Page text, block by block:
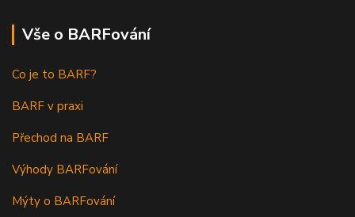
Vše o BARFování
Co je to BARF?
BARF v praxi
Přechod na BARF
Výhody BARFování
Mýty o BARFování